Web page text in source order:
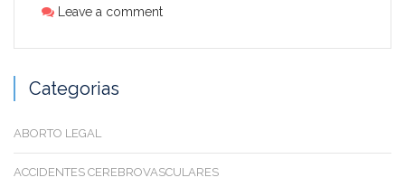
Leave a comment
Categorias
ABORTO LEGAL
ACCIDENTES CEREBROVASCULARES